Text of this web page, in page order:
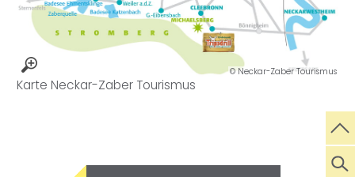
© Neckar-Zaber Tourismus
Karte Neckar-Zaber Tourismus